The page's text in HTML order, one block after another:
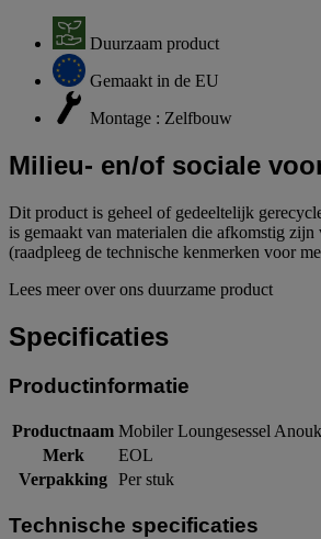
Duurzaam product
Gemaakt in de EU
Montage : Zelfbouw
Milieu- en/of sociale
Dit product is geheel of gedeeltelijk
is gemaakt van materialen die afkomstig
(raadpleeg de technische kenmerken voor
Lees meer over ons duurzame product
Specificaties
Productinformatie
Productnaam Mobiler Loungesessel
Merk
EOL
Verpakking Per stuk
Technische specificaties